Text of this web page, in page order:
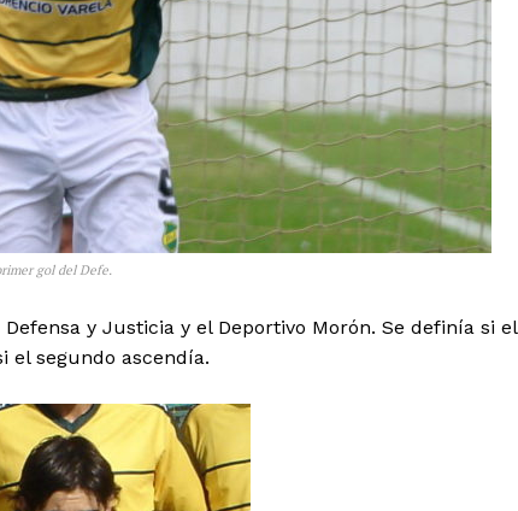
gol del Defe.
y Justicia y el Deportivo Morón. Se definía si el
el segundo ascendía.